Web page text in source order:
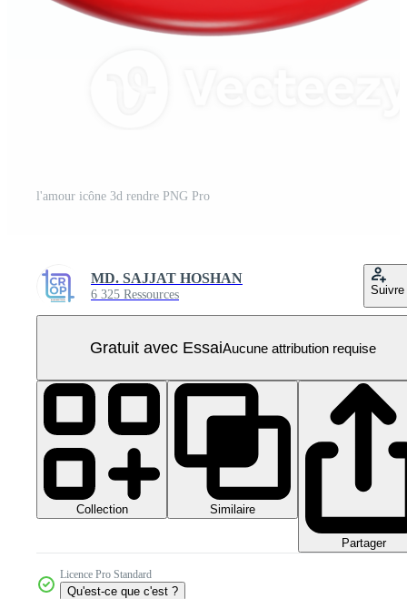
l'amour icône 3d rendre PNG Pro
MD. SAJJAT HOSHAN
6 325 Ressources Suivre
Gratuit avec EssaiAucune attribution requise
Collection Similaire
Partager
Licence Pro Standard
Qu'est-ce que c'est ?